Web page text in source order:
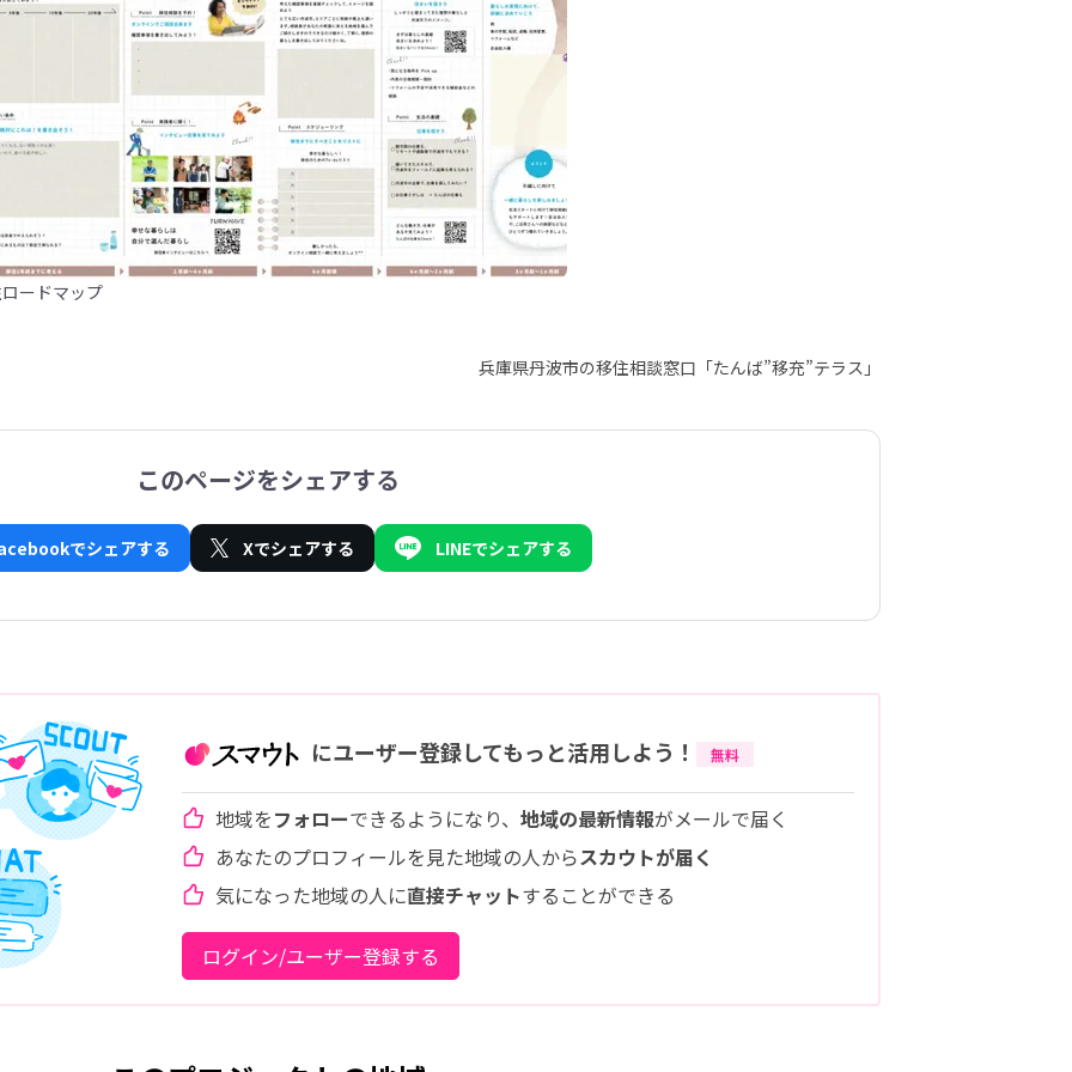
ードマップ
兵庫県丹波市の移住相談窓口「たんば”移充”テラス」
このページをシェアする
でシェアする Xでシェアする LINEでシェアする
にユーザー登録してもっと活用しよう！ 無料
地域をフォローできるようになり、 地域の最新情報がメールで届く
あなたのプロフィールを見た地域の人からスカウトが届く
気になった地域の人に直接チャットすることができる
ログイン/ユーザー登録する